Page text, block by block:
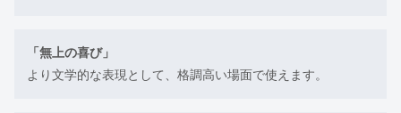
「無上の喜び」
より文学的な表現として、格調高い場面で使えます。